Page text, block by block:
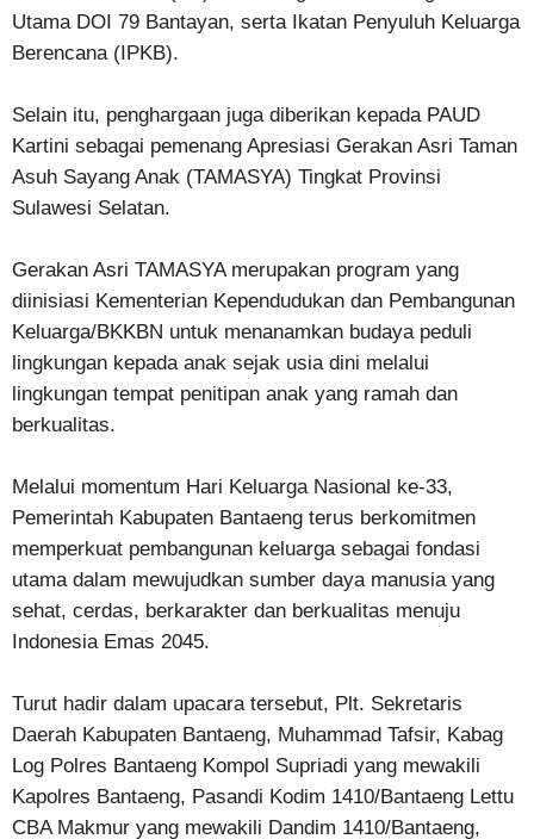
Utama DOI 79 Bantayan, serta Ikatan Penyuluh Keluarga
Berencana (IPKB).
Selain itu, penghargaan juga diberikan kepada PAUD
Kartini sebagai pemenang Apresiasi Gerakan Asri Taman
Asuh Sayang Anak (TAMASYA) Tingkat Provinsi
Sulawesi Selatan.
Gerakan Asri TAMASYA merupakan program yang
diinisiasi Kementerian Kependudukan dan Pembangunan
Keluarga/BKKBN untuk menanamkan budaya peduli
lingkungan kepada anak sejak usia dini melalui
lingkungan tempat penitipan anak yang ramah dan
berkualitas.
Melalui momentum Hari Keluarga Nasional ke-33,
Pemerintah Kabupaten Bantaeng terus berkomitmen
memperkuat pembangunan keluarga sebagai fondasi
utama dalam mewujudkan sumber daya manusia yang
sehat, cerdas, berkarakter dan berkualitas menuju
Indonesia Emas 2045.
Turut hadir dalam upacara tersebut, Plt. Sekretaris
Daerah Kabupaten Bantaeng, Muhammad Tafsir, Kabag
Log Polres Bantaeng Kompol Supriadi yang mewakili
Kapolres Bantaeng, Pasandi Kodim 1410/Bantaeng Lettu
CBA Makmur yang mewakili Dandim 1410/Bantaeng,